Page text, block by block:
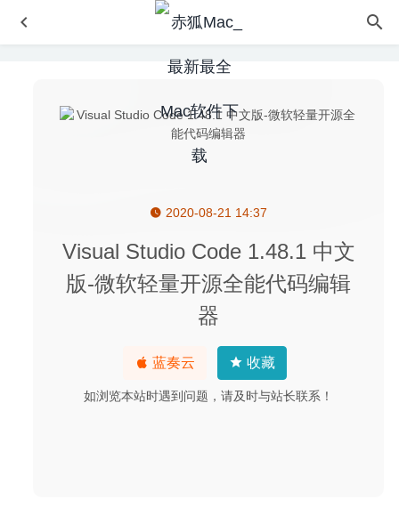
2020-08-21 14:37
Visual Studio Code 1.48.1 中文
版-微软轻量开源全能代码编辑
器
蓝奏云 收藏
如浏览本站时遇到问题，请及时与站长联系！
Blu-ray Player Pro 3.3.23 破解版 –优秀的蓝光视频播放器
Movie Thumbnails Maker 3.3.1 – 视频缩略图制作工具
2020-05-28
CAD迷你看图 4.4.1 中文版-CAD文件DWG快速查看工具
Bartender 3.1.22 – MacOS菜单栏管理工具